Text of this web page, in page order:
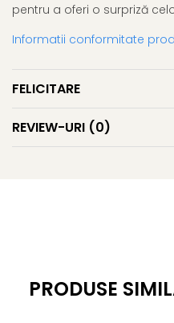
pentru a oferi o surpriză
Informatii conformitate
FELICITARE
REVIEW-URI (0)
PRODUSE